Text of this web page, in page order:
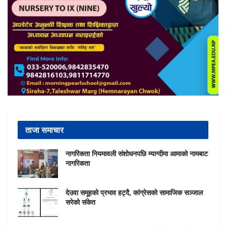
ताजा समाचार
नागरिकता नियमावली संशोधनपछि म्याग्दीमा आमाको नामबाट
नागरिकता
देउवा समूहको प्रभाव हट्दै, कांग्रेसको सामाजिक सञ्जाल
सरेको संकेत